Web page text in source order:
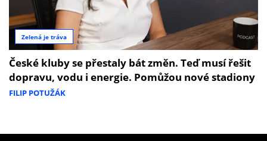
Zelená je tráva
České kluby se přestaly bát změn. Teď musí řešit
dopravu, vodu i energie. Pomůžou nové stadiony
FILIP POTUŽÁK